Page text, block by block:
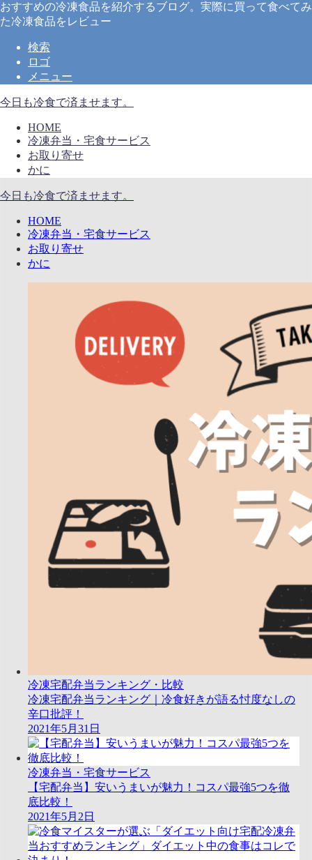
おすすめの冷凍食品を紹介するブログ。実際に買って食べてみ
た冷凍食品をレビュー
検索
ロゴ
メニュー
今日も冷食で済ませます。
HOME
冷凍弁当・宅食サービス
お取り寄せ
かに
今日も冷食で済ませます。
HOME
冷凍弁当・宅食サービス
お取り寄せ
かに
冷凍宅配弁当ランキング・比較
冷凍宅配弁当ランキング｜冷食好きが語る忖度なしの
辛口批評！
2021年5月31日
冷凍弁当・宅食サービス
【宅配弁当】安いうまいが魅力！コスパ最強5つを徹
底比較！
2021年5月2日